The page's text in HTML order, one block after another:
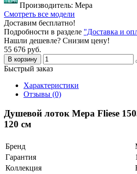
Производитель: Mepa
Смотреть все модели
Доставим бесплатно!
Подробности в разделе "Доставка и
Нашли дешевле? Снизим цену!
55 676 руб.
В корзину
Быстрый заказ
Характеристики
Отзывы (0)
Душевой лоток Mepa Fliese
120 см
Бренд
Гарантия
Коллекция